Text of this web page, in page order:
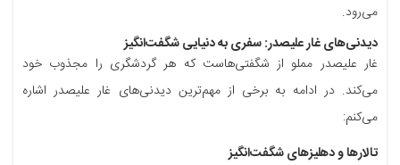
می‌رود.
دیدنی‌های غار علیصدر: سفری به دنیایی شگفت‌انگیز
غار علیصدر مملو از شگفتی‌هاست که هر گردشگری را مجذوب خود
می‌کند. در ادامه به برخی از مهم‌ترین دیدنی‌های غار علیصدر اشاره
می‌کنم:
تالارها و دهلیزهای شگفت‌انگیز